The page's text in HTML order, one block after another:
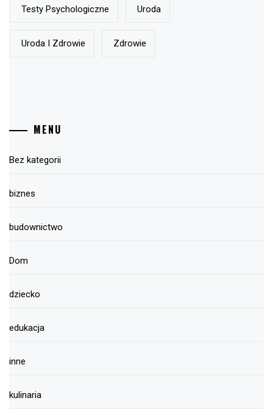
Testy Psychologiczne Uroda
Uroda I Zdrowie Zdrowie
MENU
Bez kategorii
biznes
budownictwo
Dom
dziecko
edukacja
inne
kulinaria